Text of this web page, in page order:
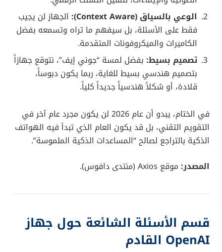
الوعي بالسياق (Context Aware):
الجهاز لن يجيب
فقط على الأسئلة، بل سيفهم ما تراه وتسمعه بفضل
الكاميرات والميكروفونات المتقدمة.
تصميم بسيط: بفضل لمسة “جوني إيف”، نتوقع جهازاً
بتصميم هندسي بسيط للغاية، ربما يكون دبوساً،
قلادة، أو شكلاً هندسياً جديداً كلياً.
في الختام، يبدو أن عام 2026 لن يكون مجرد عام آخر في
التقويم التقني، بل قد يكون العام الذي تبدأ فيه الهواتف
الذكية بالتراجع لصالح “المساعدات الذكية الملموسة”.
المصدر: موقع Axios (منتدى دافوس).
قسم الأسئلة الشائعة حول جهاز
OpenAI القادم